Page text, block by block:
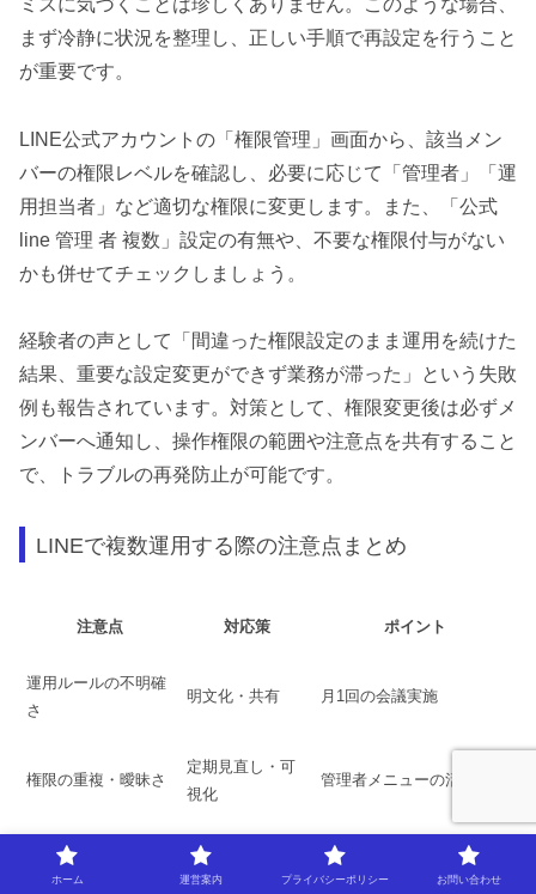
まず冷静に状況を整理し、正しい手順で再設定を行うこと
が重要です。
LINE公式アカウントの「権限管理」画面から、該当メン
バーの権限レベルを確認し、必要に応じて「管理者」「運
用担当者」など適切な権限に変更します。また、「公式
line 管理 者 複数」設定の有無や、不要な権限付与がない
かも併せてチェックしましょう。
経験者の声として「間違った権限設定のまま運用を続けた
結果、重要な設定変更ができず業務が滞った」という失敗
例も報告されています。対策として、権限変更後は必ずメ
ンバーへ通知し、操作権限の範囲や注意点を共有すること
で、トラブルの再発防止が可能です。
LINEで複数運用する際の注意点まとめ
注意点 対応策 ポイント
運用ルールの不明確
さ
明文化・共有 月1回の会議実施
権限の重複・曖昧さ
定期見直し・可
視化
管理者メニューの活用
コミュニケーション
不足
連携強化・情報
発信
SNSサーチや公式ノウハウ
参照
ホーム 運営案内 プライバシーポリシー お問い合わせ